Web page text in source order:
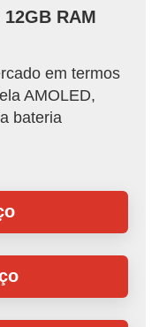
RAM
em termos
AMOLED,
bateria